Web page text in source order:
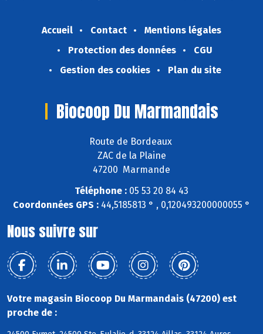
Accueil Contact
Mentions légales
Protection des données
CGU
Gestion des cookies
Plan du site
Biocoop Du Marmandais
Route de Bordeaux
ZAC de la Plaine
47200 Marmande
Téléphone : 05 53 20 84 43
Coordonnées GPS : 44,5185813 ° , 0,120493200000055 °
Nous suivre sur
Votre magasin Biocoop Du Marmandais (47200) est
proche de :